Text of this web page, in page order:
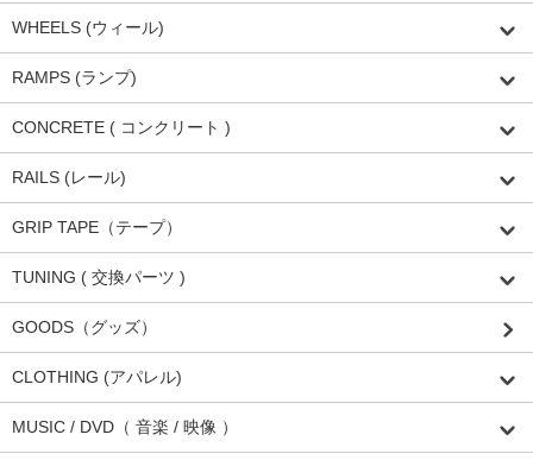
WHEELS (ウィール)
RAMPS (ランプ)
CONCRETE ( コンクリート )
RAILS (レール)
GRIP TAPE（テープ）
TUNING ( 交換パーツ )
GOODS（グッズ）
CLOTHING (アパレル)
MUSIC / DVD（ 音楽 / 映像 ）